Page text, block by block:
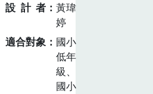
設計者
黃瑋
婷
適合對象
國小
低年
級、
國小